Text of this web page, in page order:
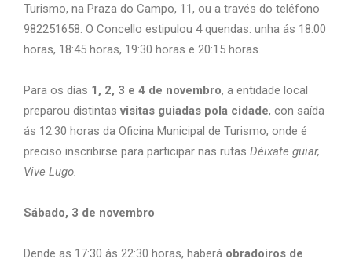
Turismo, na Praza do Campo, 11, ou a través do teléfono
982251658. O Concello estipulou 4 quendas: unha ás 18:00
horas, 18:45 horas, 19:30 horas e 20:15 horas.
Para os días 1, 2, 3 e 4 de novembro, a entidade local
preparou distintas visitas guiadas pola cidade, con saída
ás 12:30 horas da Oficina Municipal de Turismo, onde é
preciso inscribirse para participar nas rutas Déixate guiar,
Vive Lugo.
Sábado, 3 de novembro
Dende as 17:30 ás 22:30 horas, haberá obradoiros de